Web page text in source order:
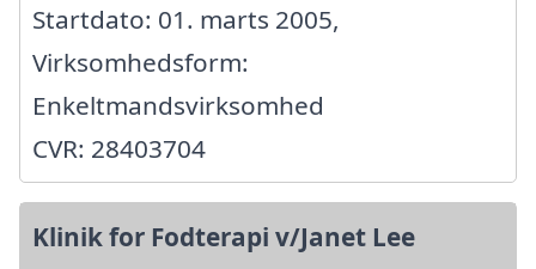
Startdato: 01. marts 2005,
Virksomhedsform:
Enkeltmandsvirksomhed
CVR: 28403704
Klinik for Fodterapi v/Janet Lee